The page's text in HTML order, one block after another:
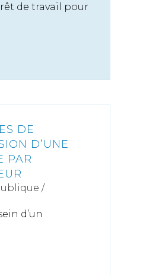
de travail pour
DE
D’UNE
PAR
/
d’un